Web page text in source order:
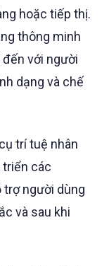
hoặc tiếp thị.
thông minh
với người
dạng và chế
trí tuệ nhân
triển các
trợ người dùng
và sau khi